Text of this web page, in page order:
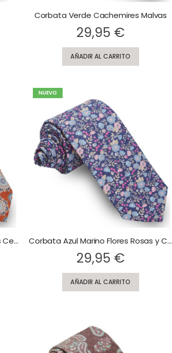
Corbata Verde Cachemires Malvas
29,95 €
AÑADIR AL CARRITO
Corbata Naranja Dibujos Grandes Celestes
NUEVO
Corbata Azul Marino Flores Rosas y Celestes
29,95 €
AÑADIR AL CARRITO